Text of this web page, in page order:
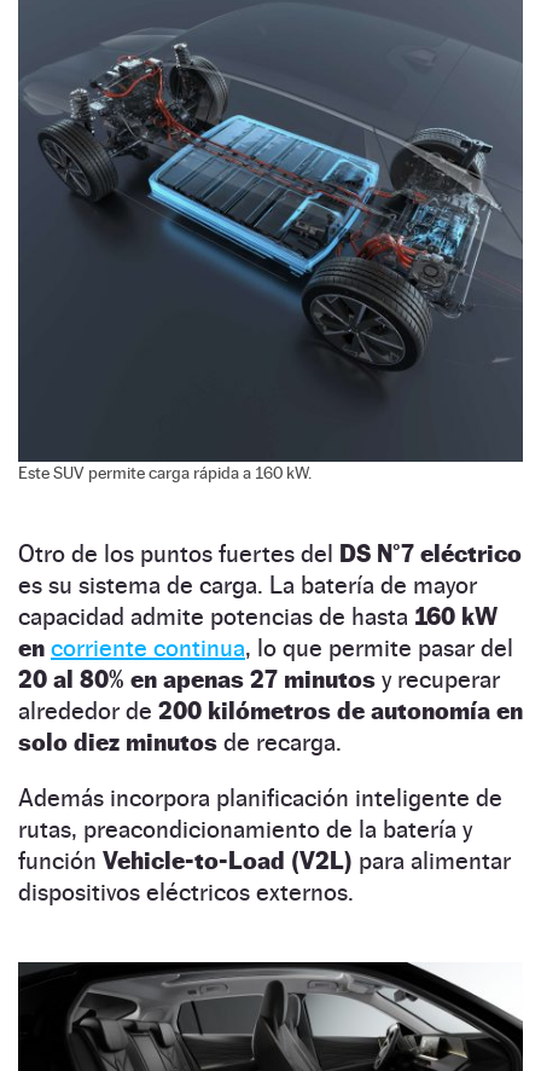
Este SUV permite carga rápida a 160 kW.
Otro de los puntos fuertes del DS N°7 eléctrico
es su sistema de carga. La batería de mayor
capacidad admite potencias de hasta 160 kW
en corriente continua, lo que permite pasar del
20 al 80% en apenas 27 minutos y recuperar
alrededor de 200 kilómetros de autonomía en
solo diez minutos de recarga.
Además incorpora planificación inteligente de
rutas, preacondicionamiento de la batería y
función Vehicle-to-Load (V2L) para alimentar
dispositivos eléctricos externos.